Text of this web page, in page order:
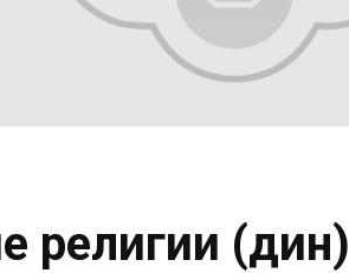
религии (дин)